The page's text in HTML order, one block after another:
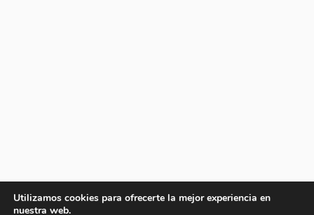
Utilizamos cookies para ofrecerte la mejor experiencia en
nuestra web.